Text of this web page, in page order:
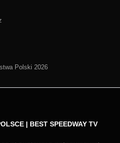
Polski 2026
| BEST SPEEDWAY TV